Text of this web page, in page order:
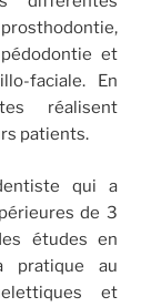
et
faciale. En
réalisent
patients.
qui a
de 3
études en
pratique au
et